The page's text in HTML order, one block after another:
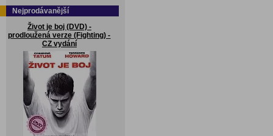
Nejprodávanější
Život je boj (DVD) -
prodloužená verze (Fighting) -
CZ vydání